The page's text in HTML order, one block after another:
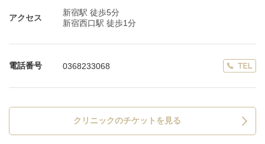
アクセス
新宿駅 徒歩5分
新宿西口駅 徒歩1分
電話番号 0368233068
クリニックのチケットを見る